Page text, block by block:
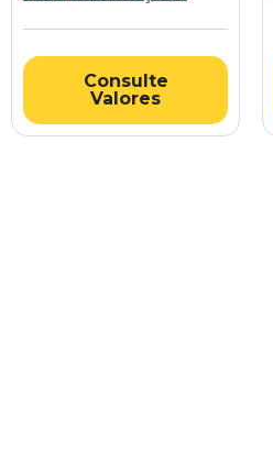
Consulte
Valores